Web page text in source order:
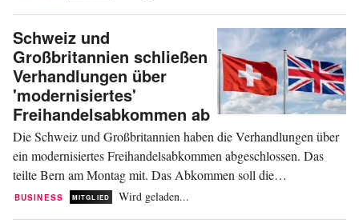
untersuchten Marken gehören Brunello...
Schweiz und
Großbritannien schließen
Verhandlungen über
'modernisiertes'
Freihandelsabkommen ab
Die Schweiz und Großbritannien haben die Verhandlungen über
ein modernisiertes Freihandelsabkommen abgeschlossen. Das
teilte Bern am Montag mit. Das Abkommen soll die
Rechtssicherheit für Unternehmen in beiden Ländern stärken.
BUSINESS MITGLIED Wird geladen...